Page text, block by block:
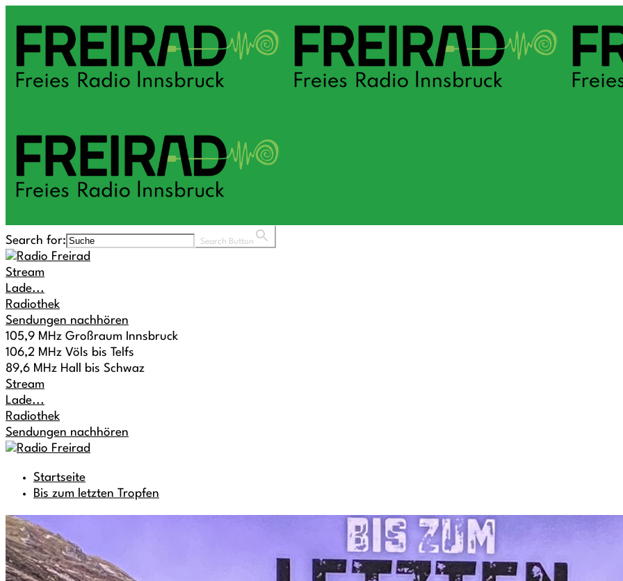
Search for: Search Button
Stream
Lade...
Radiothek
Sendungen nachhören
105,9 MHz Großraum Innsbruck
106,2 MHz Völs bis Telfs
89,6 MHz Hall bis Schwaz
Stream
Lade...
Radiothek
Sendungen nachhören
Startseite
Bis zum letzten Tropfen